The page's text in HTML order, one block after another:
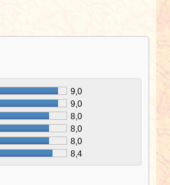
9,0
9,0
8,0
8,0
8,0
8,4